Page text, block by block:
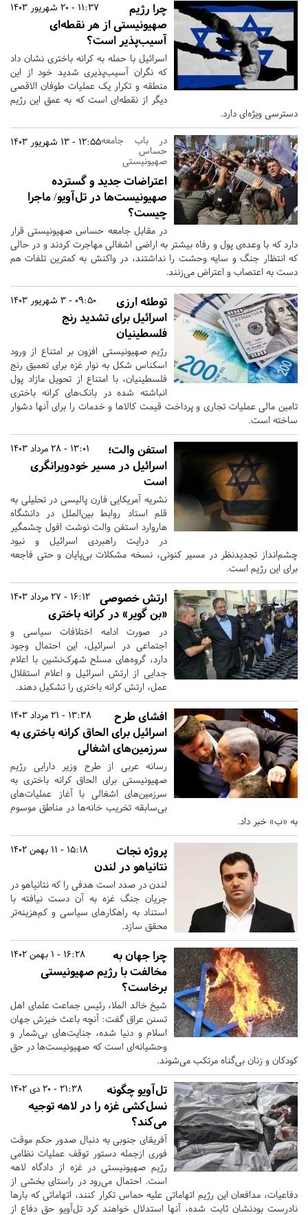
11:37 - 20 شهریور 1403
چرا رژیم‌
صهیونیستی از هر نقطه‌ای
آسیب‌پذیر است؟
اسرائیل با حمله به کرانه باختری نشان داد
که نگران آسیب‌پذیری شدید خود از این
منطقه و تکرار یک عملیات طوفان الاقصی
دیگر از نقطه‌ای است که به عمق این رژیم
دسترسی ویژه‌ای دارد.
12:55 - 13 شهریور 1403در باب جامعه‌
حساس
صهیونیستی
اعتراضات جدید و گسترده
صهیونیست‌ها در تل‌آویو/ ماجرا
چیست؟
در مقابل جامعه‌ حساس صهیونیستی قرار
دارد که با وعده‌ی پول و رفاه بیشتر به اراضی اشغالی مهاجرت کردند و در حالی
که انتظار جنگ و سایه وحشت را نداشتند، در واکنش به کمترین تلفات هم
دست به اعتصاب و اعتراض می‌زنند.
09:50 - 3 شهریور 1403
توطئه ارزی
اسرائیل برای تشدید رنج
فلسطینیان
رژیم صهیونیستی افزون بر امتناع از ورود
اسکناس شکل به نوار غزه برای تعمیق رنج
فلسطینیان، با امتناع از تحویل مازاد پول
انباشته شده در بانک‌های کرانه باختری
تامین مالی عملیات تجاری و پرداخت قیمت کالاها و خدمات را برای آنها دشوار
ساخته است.
13:01 - 28 مرداد 1403
استفن والت؛
اسرائیل در مسیر خودویرانگری
است
نشریه آمریکایی فارن پالیسی در تحلیلی به
قلم استاد روابط بین‌الملل در دانشگاه
هاروارد استفن والت نوشت افول چشمگیر
در درایت راهبردی اسرائیل و نبود
چشم‌انداز تجدیدنظر در مسیر کنونی، نسخه‌ مشکلات بی‌پایان و حتی فاجعه
برای این رژیم است.
16:12 - 27 مرداد 1403
ارتش خصوصی
«بن گویر» در کرانه باختری
در صورت ادامه اختلافات سیاسی و
اجتماعی در اسرائیل، این احتمال وجود
دارد، گروه‌های مسلح شهرک‌نشین با اعلام
جدایی از ارتش اسرائیل و اعلام استقلال
عمل، ارتش کرانه باختری را تشکیل دهند.
13:38 - 21 مرداد 1403
افشای طرح
اسرائیل برای الحاق کرانه باختری به
سرزمین‌های اشغالی
رسانه عربی از طرح وزیر دارایی رژیم
صهیونیستی برای الحاق کرانه باختری به
سرزمین‌های اشغالی با آغاز عملیات‌های
بی‌سابقه تخریب خانه‌ها در مناطق موسوم
به «ب» خبر داد.
15:18 - 11 بهمن 1402
پروژه نجات
نتانیاهو در لندن
لندن در صدد است هدفی را که نتانیاهو در
جریان جنگ غزه به آن دست نیافته با
استناد به راهکارهای سیاسی و کم‌هزینه‌تر
محقق سازد.
16:28 - 1 بهمن 1402
چرا جهان به
مخالفت با رژیم صهیونیستی
برخاست؟
شیخ خالد الملا، رئیس جماعت علمای اهل
تسنن عراق گفت: آنچه باعث خیزش جهان
اسلام و دنیا شده، جنایت‌های بی‌شمار و
وحشیانه‌ای است که صهیونیست‌ها در حق
کودکان و زنان بی‌گناه مرتکب می‌شوند.
21:38 - 20 دی 1402
تل‌آویو چگونه
نسل‌کشی غزه را در لاهه توجیه
می‌کند؟
آفریقای جنوبی به دنبال صدور حکم موقت
فوری ازجمله دستور توقف عملیات نظامی
رژیم صهیونیستی در غزه از دادگاه لاهه
است. احتمال می‌رود در راستای بخشی از
دفاعیات، مدافعان این رژیم اتهاماتی علیه حماس تکرار کنند، اتهاماتی که بارها
نادرست بودنشان ثابت شده، آنها استدلال خواهند کرد تل‌آویو حق دفاع از